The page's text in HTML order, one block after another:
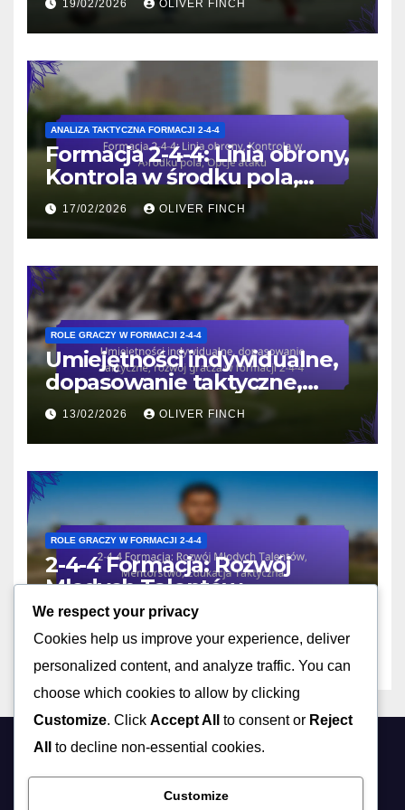
ofensywna
19/02/2026 OLIVER FINCH
ANALIZA TAKTYCZNA FORMACJI 2-4-4
Formacja 2-4-4: Linia obrony,
Kontrola w środku pola,
Opcje ataku
17/02/2026 OLIVER FINCH
ROLE GRACZY W FORMACJI 2-4-4
Umiejętności indywidualne,
dopasowanie taktyczne,
rozwój gracza w formacji 2-4-
4
13/02/2026 OLIVER FINCH
ROLE GRACZY W FORMACJI 2-4-4
2-4-4 Formacja: Rozwój
Młodych Talentów,
Mentorstwo, Edukacja
Taktyczna
13/02/2026 OLIVER FINCH
cppa.pl
We respect your privacy
Cookies help us improve your experience, deliver
personalized content, and analyze traffic. You can
choose which cookies to allow by clicking
Customize. Click Accept All to consent or Reject
All
to decline non-essential cookies.
Customize